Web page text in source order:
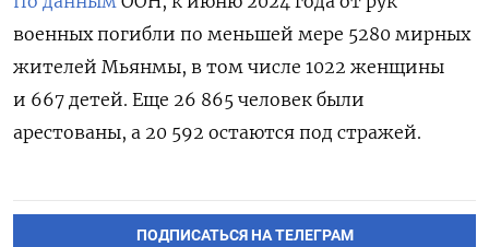
военных погибли по меньшей мере 5280 мирных
жителей Мьянмы, в том числе 1022 женщины
и 667 детей. Еще 26 865 человек были
арестованы, а 20 592 остаются под стражей.
ПОДПИСАТЬСЯ НА ТЕЛЕГРАМ